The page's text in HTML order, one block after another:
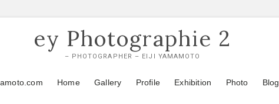
ey Photographie 2
– PHOTOGRAPHER – EIJI YAMAMOTO
Home Gallery Profile Exhibition Photo Blog